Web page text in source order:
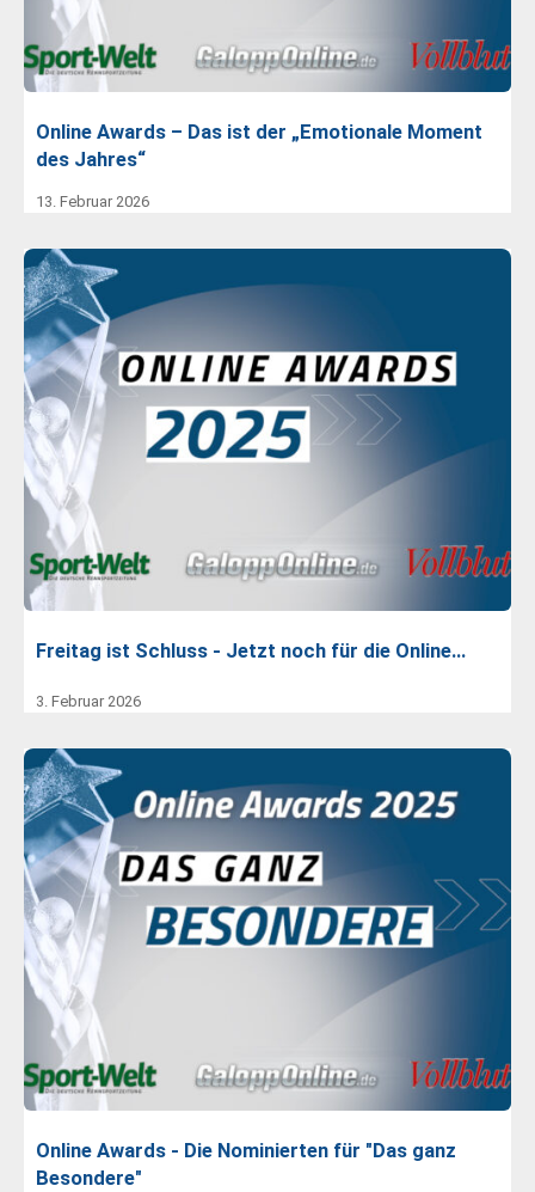
Online Awards – Das ist der „Emotionale Moment
des Jahres“
13. Februar 2026
Freitag ist Schluss - Jetzt noch für die Online…
3. Februar 2026
Online Awards - Die Nominierten für "Das ganz
Besondere"